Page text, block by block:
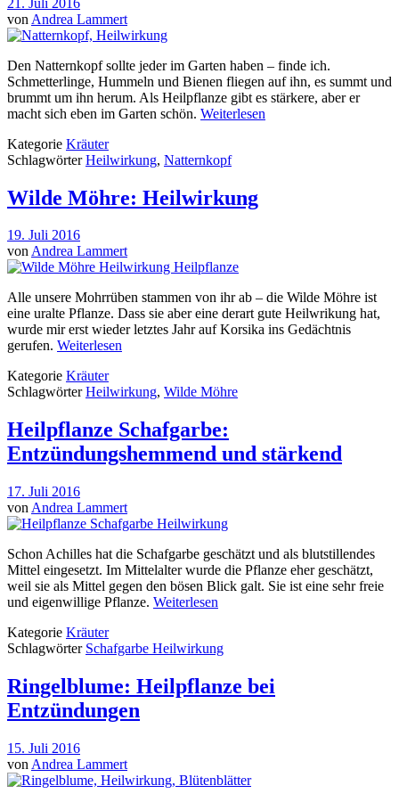
von Andrea Lammert
Den Natternkopf sollte jeder im Garten haben – finde ich.
Schmetterlinge, Hummeln und Bienen fliegen auf ihn, es summt und
brummt um ihn herum. Als Heilpflanze gibt es stärkere, aber er
macht sich eben im Garten schön. Weiterlesen
Kategorie Kräuter
SchlagwörterHeilwirkung, Natternkopf
Wilde Möhre: Heilwirkung
19. Juli 2016
vonAndrea Lammert
Alle unsere Mohrrüben stammen von ihr ab – die Wilde Möhre ist
eine uralte Pflanze. Dass sie aber eine derart gute Heilwrikung hat,
wurde mir erst wieder letztes Jahr auf Korsika ins Gedächtnis
gerufen. Weiterlesen
Kategorie Kräuter
SchlagwörterHeilwirkung, Wilde Möhre
Heilpflanze Schafgarbe:
Entzündungshemmend und stärkend
17. Juli 2016
von Andrea Lammert
Schon Achilles hat die Schafgarbe geschätzt und als blutstillendes
Mittel eingesetzt. Im Mittelalter wurde die Pflanze eher geschätzt,
weil sie als Mittel gegen den bösen Blick galt. Sie ist eine sehr freie
und eigenwillige Pflanze. Weiterlesen
Kategorie Kräuter
Schlagwörter Schafgarbe Heilwirkung
Ringelblume: Heilpflanze bei
Entzündungen
15. Juli 2016
von Andrea Lammert